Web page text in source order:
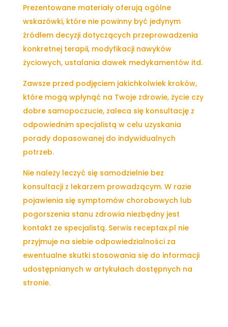
Prezentowane materiały oferują ogólne
wskazówki, które nie powinny być jedynym
źródłem decyzji dotyczących przeprowadzenia
konkretnej terapii, modyfikacji nawyków
życiowych, ustalania dawek medykamentów itd.
Zawsze przed podjęciem jakichkolwiek kroków,
które mogą wpłynąć na Twoje zdrowie, życie czy
dobre samopoczucie, zaleca się konsultację z
odpowiednim specjalistą w celu uzyskania
porady dopasowanej do indywidualnych
potrzeb.
Nie należy leczyć się samodzielnie bez
konsultacji z lekarzem prowadzącym. W razie
pojawienia się symptomów chorobowych lub
pogorszenia stanu zdrowia niezbędny jest
kontakt ze specjalistą. Serwis receptax.pl nie
przyjmuje na siebie odpowiedzialności za
ewentualne skutki stosowania się do informacji
udostępnianych w artykułach dostępnych na
stronie.